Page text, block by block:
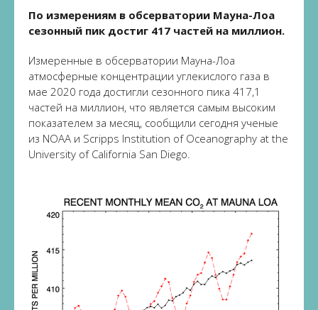
По измерениям в обсерватории Мауна-Лоа
сезонный пик достиг 417 частей на миллион.
Измеренные в обсерватории Мауна-Лоа
атмосферные концентрации углекислого газа в
мае 2020 года достигли сезонного пика 417,1
частей на миллион, что является самым высоким
показателем за месяц, сообщили сегодня ученые
из NOAA и Scripps Institution of Oceanography at the
University of California San Diego.